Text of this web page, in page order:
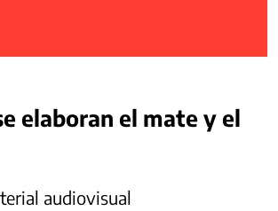
elaboran el mate y el
audiovisual